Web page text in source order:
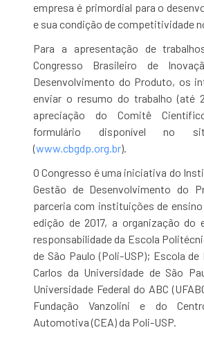
empresa é primordial para o
e sua condição de competitividade
Para a apresentação de
Congresso Brasileiro de
Desenvolvimento do Produto, os
enviar o resumo do trabalho (até
apreciação do Comitê
formulário disponível no
(www.cbgdp.org.br).
O Congresso é uma iniciativa do
Gestão de Desenvolvimento do
parceria com instituições de ensino
edição de 2017, a organização do
responsabilidade da Escola
de São Paulo (Poli-USP); Escola de
Carlos da Universidade de São
Universidade Federal do ABC
Fundação Vanzolini e do
Automotiva (CEA) da Poli-USP.